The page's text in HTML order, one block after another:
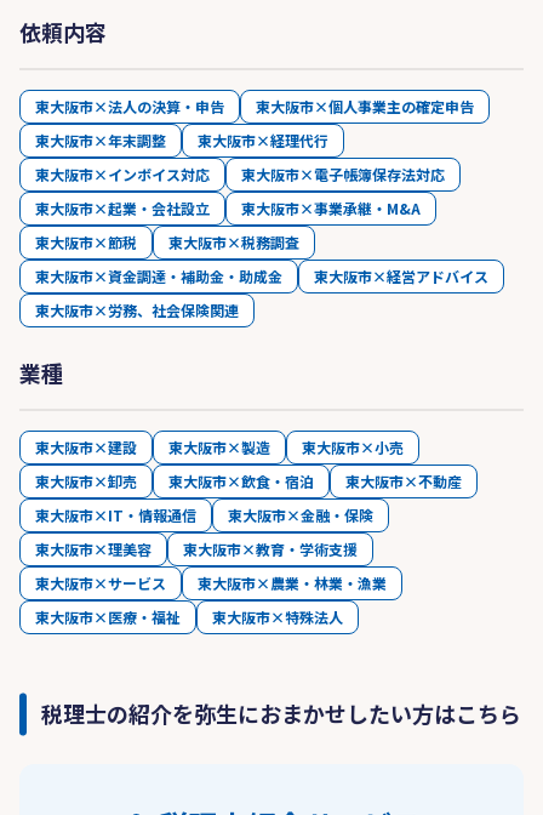
依頼内容
東大阪市×法人の決算・申告
東大阪市×個人事業主の確定申告
東大阪市×年末調整
東大阪市×経理代行
東大阪市×インボイス対応
東大阪市×電子帳簿保存法対応
東大阪市×起業・会社設立
東大阪市×事業承継・M&A
東大阪市×節税
東大阪市×税務調査
東大阪市×資金調達・補助金・助成金
東大阪市×経営アドバイス
東大阪市×労務、社会保険関連
業種
東大阪市×建設 東大阪市×製造
東大阪市×小売
東大阪市×卸売
東大阪市×飲食・宿泊
東大阪市×不動産
東大阪市×IT・情報通信
東大阪市×金融・保険
東大阪市×理美容
東大阪市×教育・学術支援
東大阪市×サービス
東大阪市×農業・林業・漁業
東大阪市×医療・福祉
東大阪市×特殊法人
税理士の紹介を弥生におまかせしたい方はこちら